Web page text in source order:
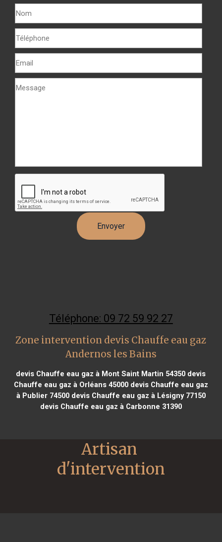
Téléphone: 09 72 59 92 27
Zone intervention devis Chauffe eau gaz
Andernos les Bains
devis Chauffe eau gaz à Mont Saint Martin 54350 devis
Chauffe eau gaz à Orléans 45000devis Chauffe eau gaz
à Publier 74500devis Chauffe eau gaz à Lésigny 77150
devis Chauffe eau gaz à Carbonne 31390
Artisan
d'intervention